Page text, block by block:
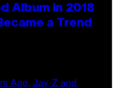
Album in 2018
a Trend